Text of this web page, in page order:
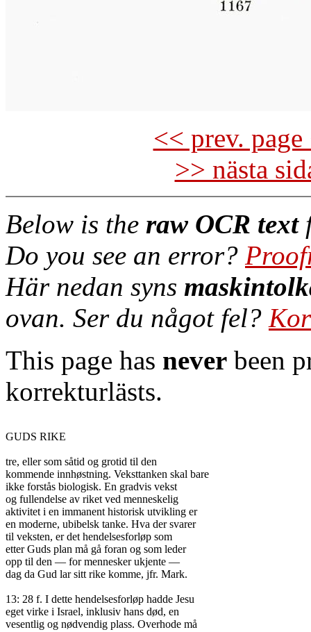
<< prev.
>> nästa
Below is the raw OCR text
Do you see an error?
Här nedan syns
ovan. Ser du något fel?
This page has never been
korrekturlästs.
GUDS RIKE
tre, eller som såtid og grotid til den
kommende innhøstning. Veksttanken skal bare
ikke forstås biologisk. En gradvis vekst
og fullendelse av riket ved menneskelig
aktivitet i en immanent historisk utvikling er
en moderne, ubibelsk tanke. Hva der svarer
til veksten, er det hendelsesforløp som
etter Guds plan må gå foran og som leder
opp til den — for mennesker ukjente —
dag da Gud lar sitt rike komme, jfr. Mark.
13: 28 f. I dette hendelsesforløp hadde Jesu
eget virke i Israel, inklusiv hans død, en
vesentlig og nødvendig plass. Overhode må